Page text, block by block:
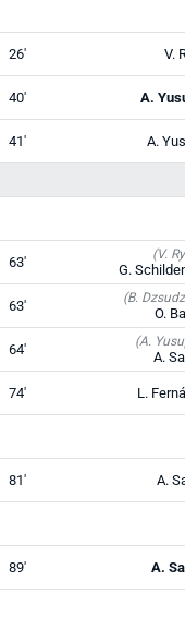
26' V.
40' A.
41' A.
63' (V.
G.
63' (B.
O.
64' (A.
A.
74' L.
81' A.
89' A.